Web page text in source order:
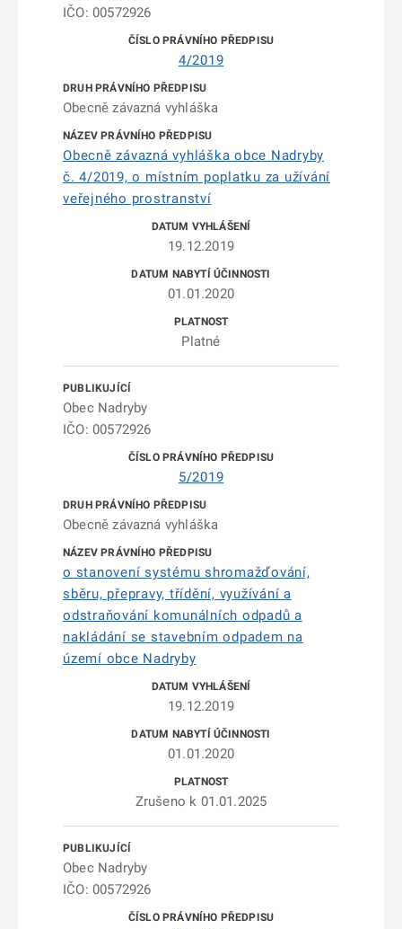
IČO: 00572926
4/2019
Obecně závazná vyhláška
Obecně závazná vyhláška obce Nadryby
č. 4/2019, o místním poplatku za užívání
veřejného prostranství
19.12.2019
01.01.2020
Platné
Obec Nadryby
IČO: 00572926
5/2019
Obecně závazná vyhláška
o stanovení systému shromažďování,
sběru, přepravy, třídění, využívání a
odstraňování komunálních odpadů a
nakládání se stavebním odpadem na
území obce Nadryby
19.12.2019
01.01.2020
Zrušeno k 01.01.2025
Obec Nadryby
IČO: 00572926